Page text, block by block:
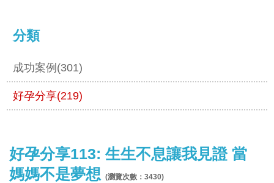
分類
成功案例(301)
好孕分享(219)
好孕分享113: 生生不息讓我見證 當
媽媽不是夢想 (瀏覽次數：3430)